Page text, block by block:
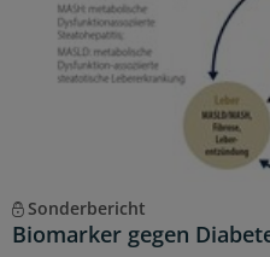
Sonderbericht
Biomarker gegen